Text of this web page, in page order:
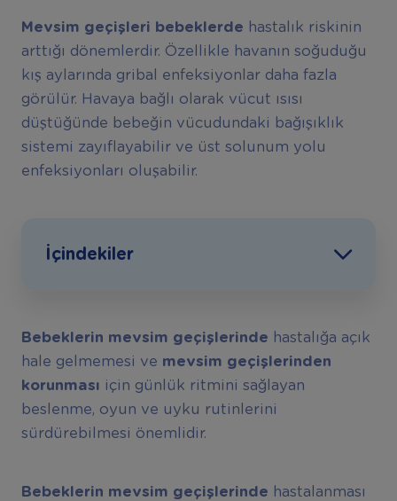
Mevsim geçişleri bebeklerde hastalık riskinin
arttığı dönemlerdir. Özellikle havanın soğuduğu
kış aylarında gribal enfeksiyonlar daha fazla
görülür. Havaya bağlı olarak vücut ısısı
düştüğünde bebeğin vücudundaki bağışıklık
sistemi zayıflayabilir ve üst solunum yolu
enfeksiyonları oluşabilir.
İçindekiler
Bebeklerin mevsim geçişlerinde hastalığa açık
hale gelmemesi ve mevsim geçişlerinden
korunması için günlük ritmini sağlayan
beslenme, oyun ve uyku rutinlerini
sürdürebilmesi önemlidir.
Bebeklerin mevsim geçişlerinde hastalanması